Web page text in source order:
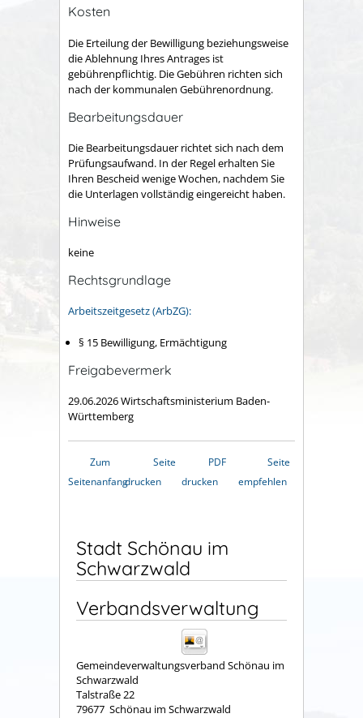
Kosten
Die Erteilung der Bewilligung beziehungsweise
die Ablehnung Ihres Antrages ist
gebührenpflichtig. Die Gebühren richten sich
nach der kommunalen Gebührenordnung.
Bearbeitungsdauer
Die Bearbeitungsdauer richtet sich nach dem
Prüfungsaufwand. In der Regel erhalten Sie
Ihren Bescheid wenige Wochen, nachdem Sie
die Unterlagen vollständig eingereicht haben.
Hinweise
keine
Rechtsgrundlage
Arbeitszeitgesetz (ArbZG):
§ 15 Bewilligung, Ermächtigung
Freigabevermerk
29.06.2026 Wirtschaftsministerium Baden-
Württemberg
Zum
Seitenanfang
Seite
drucken
PDF
drucken
Seite
empfehlen
Stadt Schönau im
Schwarzwald
Verbandsverwaltung
Gemeindeverwaltungsverband Schönau im
Schwarzwald
Talstraße 22
79677 Schönau im Schwarzwald